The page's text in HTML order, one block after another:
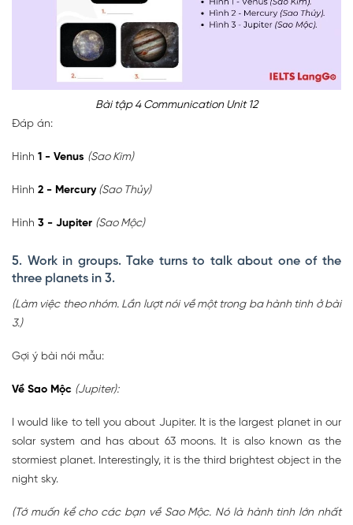
Bài tập 4 Communication Unit 12
Đáp án:
Hình 1 - Venus (Sao Kim)
Hình 2 - Mercury(Sao Thủy)
Hình 3 - Jupiter (Sao Mộc)
5. Work in groups. Take turns to talk about one of the
three planets in 3.
(Làm việc theo nhóm. Lần lượt nói về một trong ba hành tinh ở bài
3.)
Gợi ý bài nói mẫu:
Về Sao Mộc (Jupiter):
I would like to tell you about Jupiter. It is the largest planet in our
solar system and has about 63 moons. It is also known as the
stormiest planet. Interestingly, it is the third brightest object in the
night sky.
(Tớ muốn kể cho các bạn về Sao Mộc. Nó là hành tinh lớn nhất